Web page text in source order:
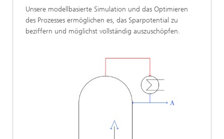
Unsere modellbasierte Simulation und das Optimieren
des Prozesses ermöglichen es, das Sparpotential zu
beziffern und möglichst vollständig auszuschöpfen.